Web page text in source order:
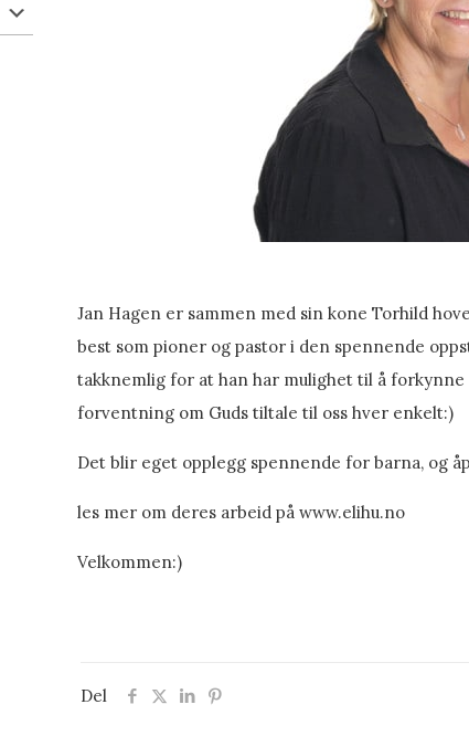
Jan Hagen er sammen med sin kone Torhild
best som pioner og pastor i den spennende
takknemlig for at han har mulighet til å forkynne
forventning om Guds tiltale til oss hver enkelt:)
Det blir eget opplegg spennende for barna, og
les mer om deres arbeid på www.elihu.no
Velkommen:)
Del